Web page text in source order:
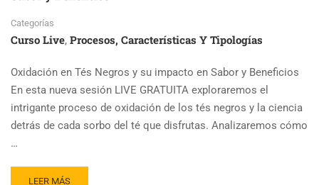
Categorías
Curso Live, Procesos, Características Y Tipologías
Oxidación en Tés Negros y su impacto en Sabor y Beneficios
En esta nueva sesión LIVE GRATUITA exploraremos el
intrigante proceso de oxidación de los tés negros y la ciencia
detrás de cada sorbo del té que disfrutas. Analizaremos cómo
…
READ
LEER MÁS